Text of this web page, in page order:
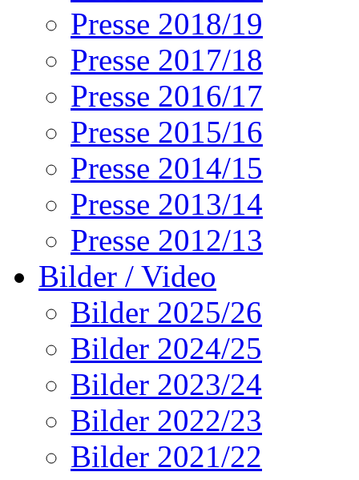
Presse 2018/19
Presse 2017/18
Presse 2016/17
Presse 2015/16
Presse 2014/15
Presse 2013/14
Presse 2012/13
Bilder / Video
Bilder 2025/26
Bilder 2024/25
Bilder 2023/24
Bilder 2022/23
Bilder 2021/22